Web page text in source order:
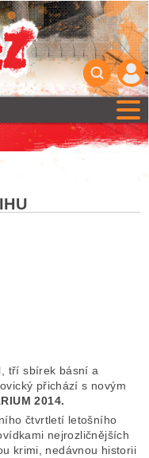
tří sbírek básní a
přichází s novým
2014.
čtvrtletí letošního
nejrozličnějších
krimi, nedávnou historii